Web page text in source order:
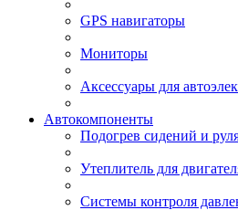
GPS навигаторы
Мониторы
Аксессуары для
Автокомпоненты
Подогрев сидений и
Утеплитель для
Системы контроля